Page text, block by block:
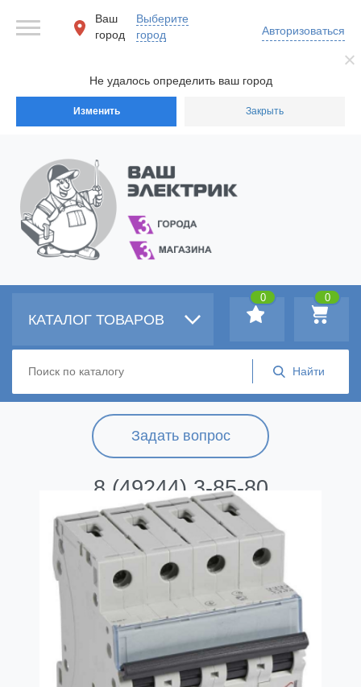
Не удалось определить ваш город
Изменить Закрыть
Ваш
город
Выберите
город
Авторизоваться
Задать вопрос
8 (49244) 3-85-80
КАТАЛОГ ТОВАРОВ
0
0